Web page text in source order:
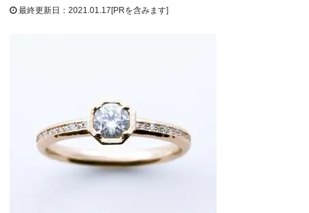
最終更新日：2021.01.17[PRを含みます]